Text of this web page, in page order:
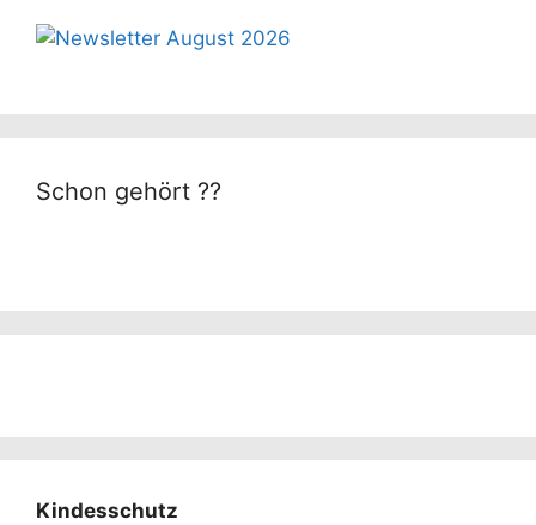
Schon gehört ??
Kindesschutz